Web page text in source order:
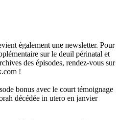
également une newsletter. Pour
sur le deuil périnatal et
des épisodes, rendez-vous sur
!
bonus avec le court témoignage
décédée in utero en janvier